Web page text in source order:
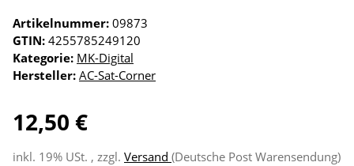
Artikelnummer: 09873
GTIN: 4255785249120
Kategorie: MK-Digital
Hersteller: AC-Sat-Corner
12,50 €
inkl. 19% USt. , zzgl. Versand (Deutsche Post Warensendung)